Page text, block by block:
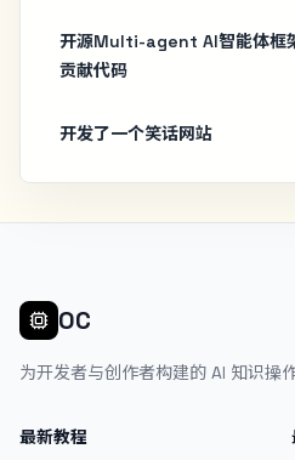
开源Multi-agent AI智能体框
贡献代码
开发了一个笑话网站
OC
为开发者与创作者构建的 AI 知识操作
最新教程